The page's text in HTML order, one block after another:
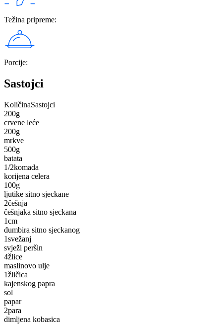
Težina pripreme:
Porcije:
Sastojci
KoličinaSastojci
200g
crvene leće
200g
mrkve
500g
batata
1/2komada
korijena celera
100g
ljutike sitno sjeckane
2češnja
češnjaka sitno sjeckana
1cm
đumbira sitno sjeckanog
1svežanj
svježi peršin
4žlice
maslinovo ulje
1žličica
kajenskog papra
sol
papar
2para
dimljena kobasica